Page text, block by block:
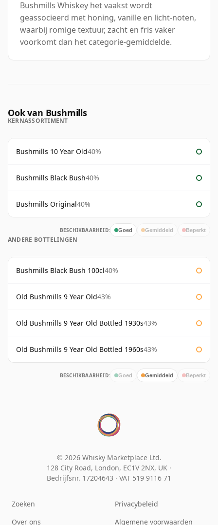
Bushmills Whiskey het vaakst wordt
geassocieerd met honing, vanille en licht-noten,
waarbij romige textuur, zacht en fris vaker
voorkomt dan het categorie-gemiddelde.
Ook van Bushmills
KERNASSORTIMENT
Bushmills 10 Year Old40%
Bushmills Black Bush40%
Bushmills Original40%
BESCHIKBAARHEID: Goed Gemiddeld Beperkt
ANDERE BOTTELINGEN
Bushmills Black Bush 100cl40%
Old Bushmills 9 Year Old43%
Old Bushmills 9 Year Old Bottled 1930s43%
Old Bushmills 9 Year Old Bottled 1960s43%
BESCHIKBAARHEID: Goed Gemiddeld Beperkt
© 2026 Whisky Marketplace Ltd.
128 City Road, London, EC1V 2NX, UK ·
Bedrijfsnr. 17204643 · VAT 519 9116 71
Zoeken
Over ons
Privacybeleid
Algemene voorwaarden